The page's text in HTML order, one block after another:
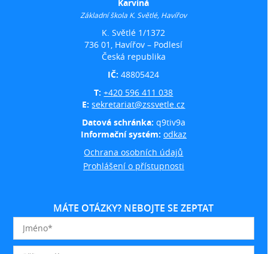
Karviná
Základní škola K. Světlé, Havířov
K. Světlé 1/1372
736 01, Havířov – Podlesí
Česká republika
IČ:48805424
T:+420 596 411 038
E:sekretariat@zssvetle.cz
Datová schránka: q9tiv9a
Informační systém: odkaz
Ochrana osobních údajů
Prohlášení o přístupnosti
MÁTE OTÁZKY? NEBOJTE SE ZEPTAT